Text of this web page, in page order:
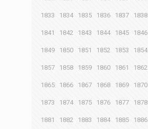
1833 1834 1835 1836 1837 1838
1841 1842 1843 1844 1845 1846
1849 1850 1851 1852 1853 1854
1857 1858 1859 1860 1861 1862
1865 1866 1867 1868 1869 1870
1873 1874 1875 1876 1877 1878
1881 1882 1883 1884 1885 1886